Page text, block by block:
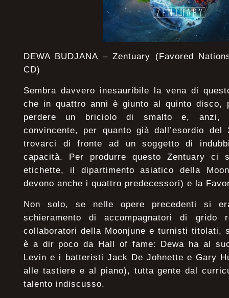
DEWA BUDJANA – Zentuary (Favored
CD)
Sembra davvero inesauribile la vena di
che in quattro anni è giunto al quinto disco,
perdere un briciolo di smalto e, anzi,
convincente, per quanto già dall’esordio
trovarci di fronte ad un soggetto di
capacità. Per produrre questo Zentuary ci
etichette, il dipartimento asiatico della
devono anche i quattro predecessori) e la
Non solo, se nelle opere precedenti si
schieramento di accompagnatori di
collaboratori della Moonjune e turnisti titolati,
è a dir poco da Hall of fame: Dewa ha al
Levin e i batteristi Jack De Johnette e Gary
alle tastiere e al piano), tutta gente dal
talento indiscusso.